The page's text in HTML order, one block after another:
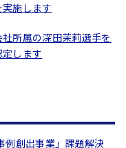
施します
所属の深田茉莉選手を
定します
創出事業」課題解決